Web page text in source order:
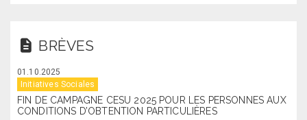
BRÈVES
01.10.2025
Initiatives Sociales
FIN DE CAMPAGNE CESU 2025 POUR LES PERSONNES AUX
CONDITIONS D’OBTENTION PARTICULIÈRES